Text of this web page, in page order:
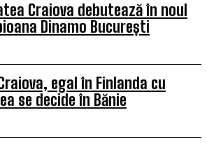
Craiova debutează în noul
Dinamo București
egal în Finlanda cu
se decide în Bănie